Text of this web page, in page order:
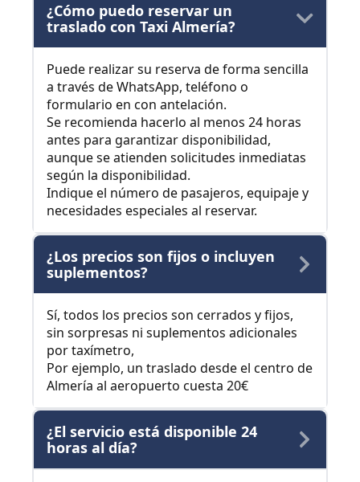
¿Cómo puedo reservar un
traslado con Taxi Almería?
Puede realizar su reserva de forma sencilla
a través de WhatsApp, teléfono o
formulario en con antelación.
Se recomienda hacerlo al menos 24 horas
antes para garantizar disponibilidad,
aunque se atienden solicitudes inmediatas
según la disponibilidad.
Indique el número de pasajeros, equipaje y
necesidades especiales al reservar.
¿Los precios son fijos o incluyen
suplementos?
Sí, todos los precios son cerrados y fijos,
sin sorpresas ni suplementos adicionales
por taxímetro,
Por ejemplo, un traslado desde el centro de
Almería al aeropuerto cuesta 20€
¿El servicio está disponible 24
horas al día?